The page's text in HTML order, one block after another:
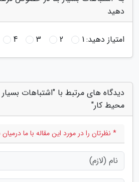
دهید
امتیاز دهید:1
2
3
4
دیدگاه های مرتبط با "اشتباهات
محیط کار"
* نظرتان را در مورد این مقاله با ما درمیان